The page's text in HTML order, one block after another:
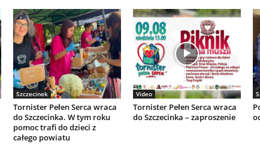
Szczecinek
Tornister Pełen Serca wraca
do Szczecinka. W tym roku
pomoc trafi do dzieci z
całego powiatu
Video
Tornister Pełen Serca wraca
do Szczecinka – zaproszenie